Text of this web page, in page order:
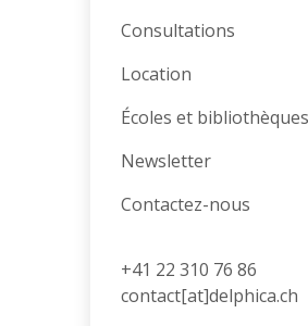
Consultations
Location
Écoles et bibliothèques
Newsletter
Contactez-nous
+41 22 310 76 86
contact[at]delphica.ch